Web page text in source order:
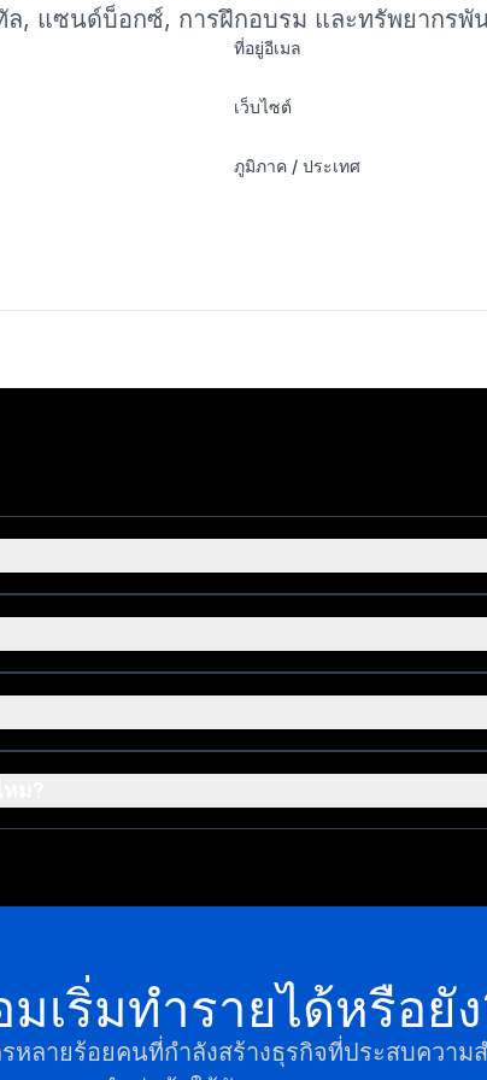
ล, แซนด์บ็อกซ์, การฝึกอบรม และทรัพยากรพั
ที่อยู่อีเมล
เว็บไซต์
ภูมิภาค / ประเทศ
เริ่มทำรายได้หรือยั
หลายร้อยคนที่กำลังสร้างธุรกิจที่ประสบความ